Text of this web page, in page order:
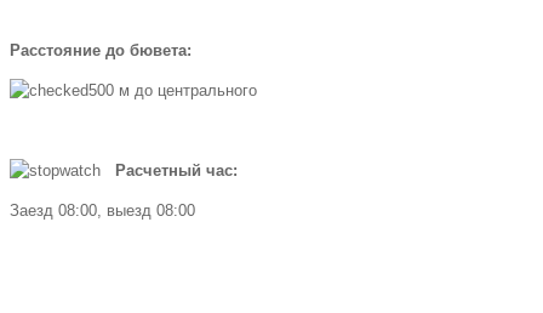
Расстояние до бювета:
500 м до центрального
Расчетный час:
Заезд 08:00, выезд 08:00